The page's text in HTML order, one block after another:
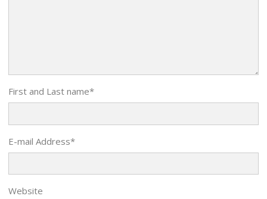
First and Last name*
E-mail Address*
Website